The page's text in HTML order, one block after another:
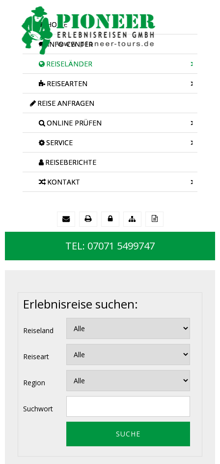
HOME
INFO-CENTER
REISELÄNDER
REISEARTEN
REISE ANFRAGEN
ONLINE PRÜFEN
SERVICE
REISEBERICHTE
KONTAKT
TEL: 07071 5499747
Erlebnisreise suchen:
Reiseland
Reiseart
Region
Suchwort